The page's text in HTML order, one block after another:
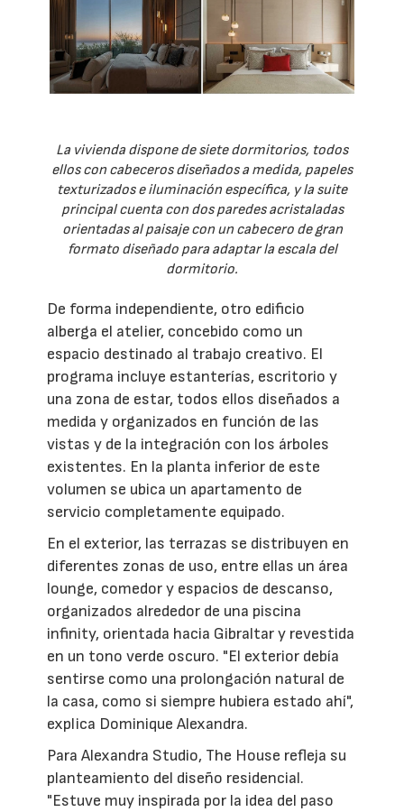
La vivienda dispone de siete dormitorios, todos
ellos con cabeceros diseñados a medida, papeles
texturizados e iluminación específica, y la suite
principal cuenta con dos paredes acristaladas
orientadas al paisaje con un cabecero de gran
formato diseñado para adaptar la escala del
dormitorio.
De forma independiente, otro edificio
alberga el atelier, concebido como un
espacio destinado al trabajo creativo. El
programa incluye estanterías, escritorio y
una zona de estar, todos ellos diseñados a
medida y organizados en función de las
vistas y de la integración con los árboles
existentes. En la planta inferior de este
volumen se ubica un apartamento de
servicio completamente equipado.
En el exterior, las terrazas se distribuyen en
diferentes zonas de uso, entre ellas un área
lounge, comedor y espacios de descanso,
organizados alrededor de una piscina
infinity, orientada hacia Gibraltar y revestida
en un tono verde oscuro. "El exterior debía
sentirse como una prolongación natural de
la casa, como si siempre hubiera estado ahí",
explica Dominique Alexandra.
Para Alexandra Studio, The House refleja su
planteamiento del diseño residencial.
"Estuve muy inspirada por la idea del paso